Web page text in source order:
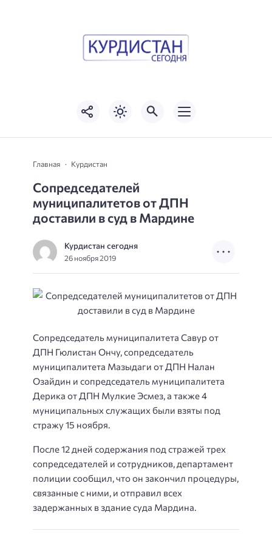
Главная Курдистан
Сопредседателей
муниципалитетов от ДПН
доставили в суд в Мардине
Курдистан сегодня
26 ноября 2019
Сопредседатель муниципалитета Савур от
ДПН Гюлистан Ончу, сопредседатель
муниципалитета Мазыдаги от ДПН Налан
Озайдин и сопредседатель муниципалитета
Дерика от ДПН Мулкие Эсмез, а также 4
муниципальных служащих были взяты под
стражу 15 ноября.
После 12 дней содержания под стражей трех
сопредседателей и сотрудников, департамент
полиции сообщил, что он закончил процедуры,
связанные с ними, и отправил всех
задержанных в здание суда Мардина.